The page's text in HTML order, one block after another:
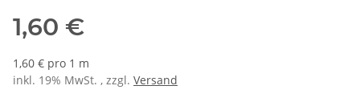
1,60 €
1,60 € pro 1 m
inkl. 19% MwSt. , zzgl. Versand